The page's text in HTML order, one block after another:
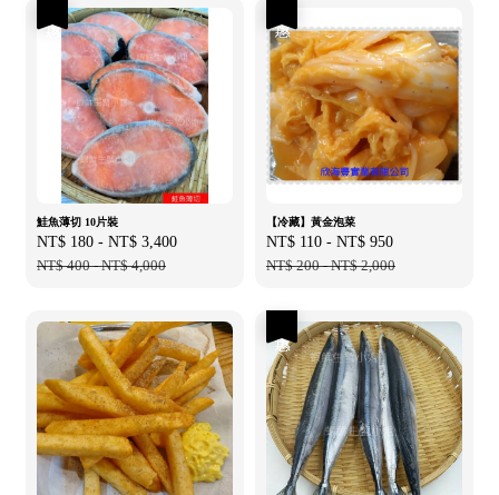
鮭魚薄切 10片裝
Sale
price
NT$ 180 - NT$ 3,400
NT$ 400-NT$ 4,000
【冷藏】黃金泡菜
Sale
price
NT$ 110 - NT$ 950
NT$ 200-NT$ 2,000